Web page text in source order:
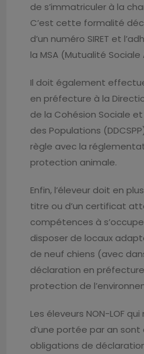
de s’immatriculer à la
C’est cette formalité
d’un numéro SIRET et
la MSA (Mutualité Sociale
Il doit également
en préfecture à la
de la Cohésion Sociale
des Populations
règle avec la
protection animale.
Enfin, l’éleveur doit en
titre ou d’un certificat
compétences à
disposer de locaux
de neuf chiens (avec
déclaration en
protection de
Les éleveurs NON-LOF
d’une portée par an sont
obligations de